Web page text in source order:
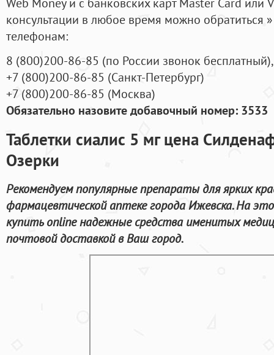
консультации в любое время можно обратиться
телефонам:
8 (800)200-86-85 (по России звонок бесплатный),
+7 (800)200-86-85 (Санкт-Петербург)
+7 (800)200-86-85 (Москва)
Обязательно назовите добавочный номер: 3533
Таблетки сиалис 5 мг цена
Озерки
Рекомендуем популярные препараты для ярких
фармацевтической аптеке города Ижевска. На
купить online надежные средства именитых
почтовой доставкой в Ваш город.